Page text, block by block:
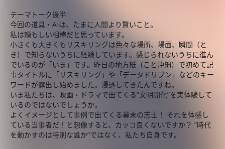
テーマトーク後半:
今回の道具・AIは、たまに人間より賢いこと。
私は頼もしい相棒だと思っています。
小さくも大きくもリスキリングは色々な場所、場面、瞬間（と
き）で知らないうちに経験しています。感じられないうちに進ん
でいるのが「いま」です。昨日の地方紙（こと沖縄）で初めて記
事タイトルに「リスキリング」や「データドリブン」などのキー
ワードが露出し始めました。浸透してきたんですね。
いま私たちは、映画・ドラマで出てくる”文明開化”を実体験して
いるのではないでしょうか。
よくイメージとして事例で出てくる幕末の志士！ それを体感し
ている当事者だ！と想像すると、カッコ良くないですか？ ”時代
を動かすのは特別な誰か”ではなく、私たち自身です。